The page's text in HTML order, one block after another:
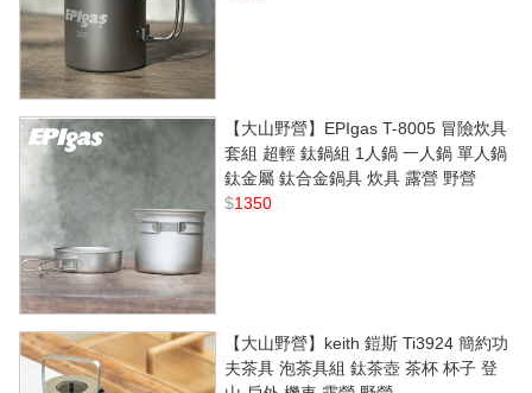
【大山野營】EPIgas T-8005 冒險炊具
套組 超輕 鈦鍋組 1人鍋 一人鍋 單人鍋
鈦金屬 鈦合金鍋具 炊具 露營 野營
$1350
【大山野營】keith 鎧斯 Ti3924 簡約功
夫茶具 泡茶具組 鈦茶壺 茶杯 杯子 登